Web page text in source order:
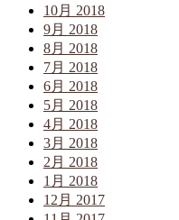
10月 2018
9月 2018
8月 2018
7月 2018
6月 2018
5月 2018
4月 2018
3月 2018
2月 2018
1月 2018
12月 2017